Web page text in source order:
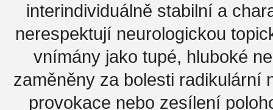
interindividuálně stabilní a
nerespektují neurologickou
vnímány jako tupé, hluboké
zaměněny za bolesti radikulární
provokace nebo zesílení